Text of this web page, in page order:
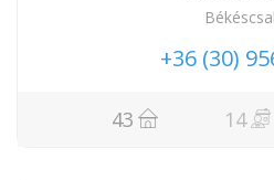
+36 (30)
43 14